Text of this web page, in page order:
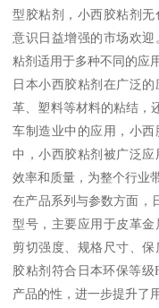
型胶粘剂，小西胶粘剂
意识日益增强的市场欢
粘剂适用于多种不同的应
日本小西胶粘剂在广泛
革、塑料等材料的粘结，
车制造业中的应用，小
中，小西胶粘剂被广泛
效率和质量，为整个行业
在产品系列与参数方面，
型号，主要应用于皮革
剪切强度、规格尺寸、
胶粘剂符合日本环保等
产品的性，进一步提升了